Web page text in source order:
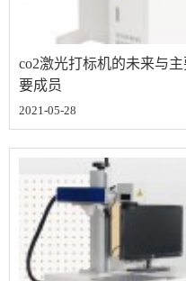
co2激光打标机的未来与
要成员
2021-05-28